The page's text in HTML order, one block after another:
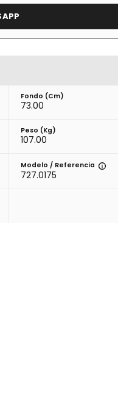
Fondo (cm)
73.00
Peso (kg)
107.00
Modelo / Referencia
727.0175